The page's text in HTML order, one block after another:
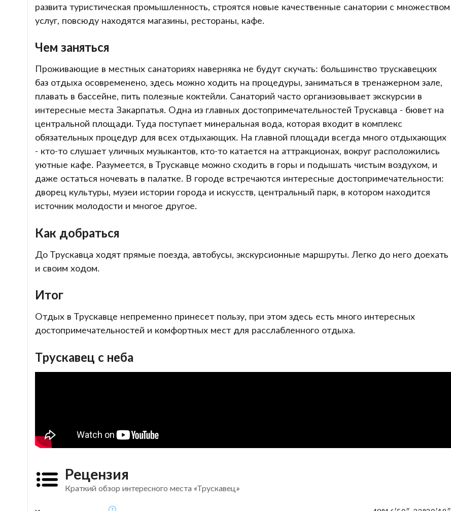
развита туристическая промышленность, строятся новые качественные санатории с множеством
услуг, повсюду находятся магазины, рестораны, кафе.
Чем заняться
Проживающие в местных санаториях наверняка не будут скучать: большинство трускавецких
баз отдыха осовременено, здесь можно ходить на процедуры, заниматься в тренажерном зале,
плавать в бассейне, пить полезные коктейли. Санаторий часто организовывает экскурсии в
интересные места Закарпатья. Одна из главных достопримечательностей Трускавца - бювет на
центральной площади. Туда поступает минеральная вода, которая входит в комплекс
обязательных процедур для всех отдыхающих. На главной площади всегда много отдыхающих
- кто-то слушает уличных музыкантов, кто-то катается на аттракционах, вокруг расположились
уютные кафе. Разумеется, в Трускавце можно сходить в горы и подышать чистым воздухом, и
даже остаться ночевать в палатке. В городе встречаются интересные достопримечательности:
дворец культуры, музеи истории города и искусств, центральный парк, в котором находится
источник молодости и многое другое.
Как добраться
До Трускавца ходят прямые поезда, автобусы, экскурсионные маршруты. Легко до него доехать
и своим ходом.
Итог
Отдых в Трускавце непременно принесет пользу, при этом здесь есть много интересных
достопримечательностей и комфортных мест для расслабленного отдыха.
Трускавец с неба
Рецензия
Краткий обзор интересного места «Трускавец»